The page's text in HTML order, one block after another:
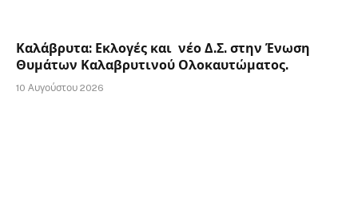
Καλάβρυτα: Εκλογές και νέο Δ.Σ. στην Ένωση
Θυμάτων Καλαβρυτινού Ολοκαυτώματος.
10 Αυγούστου 2026